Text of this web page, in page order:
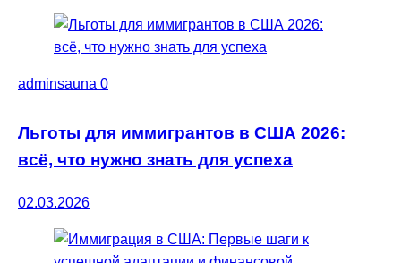
adminsauna 0
Льготы для иммигрантов в США 2026:
всё, что нужно знать для успеха
02.03.2026